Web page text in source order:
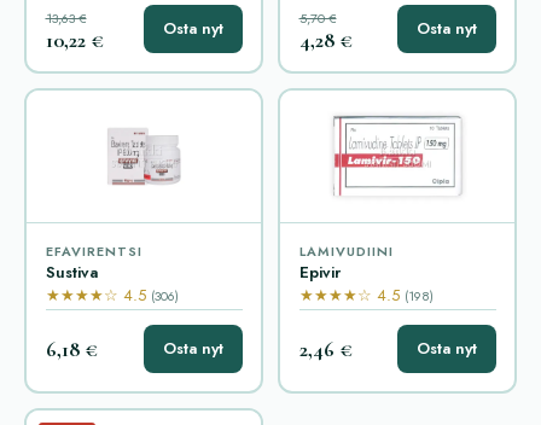
13,63 €
10,22 € Osta nyt 5,70 €
4,28 € Osta nyt
EFAVIRENTSI
Sustiva
★★★★☆ 4.5 (306)
6,18 € Osta nyt
LAMIVUDIINI
Epivir
★★★★☆ 4.5 (198)
2,46 € Osta nyt